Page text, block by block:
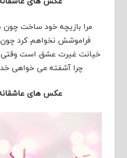
مرا بازیچه خود ساخت چون
فراموشش نخواهم کرد چون
خیانت غیرت عشق است
چرا آشفته می خواهی
عکس های